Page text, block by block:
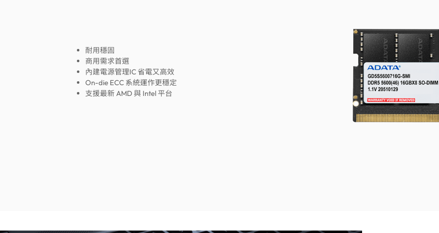
耐用穩固
商用需求首選
內建電源管理IC 省電又高效
On-die ECC 系統運作更穩定
支援最新 AMD 與 Intel 平台